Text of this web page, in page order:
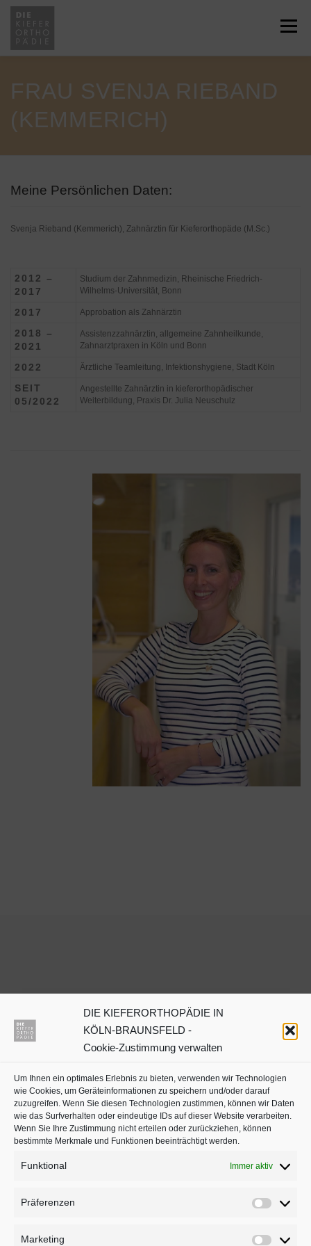
DIE KIEFERORTHOPÄDIE IN
KÖLN-BRAUNSFELD -
Cookie-Zustimmung verwalten
Um Ihnen ein optimales Erlebnis zu bieten, verwenden wir Technologien
wie Cookies, um Geräteinformationen zu speichern und/oder darauf
zuzugreifen. Wenn Sie diesen Technologien zustimmen, können wir Daten
wie das Surfverhalten oder eindeutige IDs auf dieser Website verarbeiten.
Wenn Sie Ihre Zustimmung nicht erteilen oder zurückziehen, können
bestimmte Merkmale und Funktionen beeinträchtigt werden.
Funktional Immer aktiv
Präferenzen
Marketing
Zum
Inhalt
springen
Menü
HOME ÜBER UNS JOBS
SERVICE
KONTAKT RECHTLICHES
FRAU SVENJA RIEBAND
(KEMMERICH)
Meine Persönlichen Daten:
Svenja Rieband (Kemmerich), Zahnärztin für Kieferorthopäde (M.Sc.)
2012 –
2017
Studium der Zahnmedizin, Rheinische Friedrich-
Wilhelms-Universität, Bonn
2017 Approbation als Zahnärztin
2018 –
2021
Assistenzzahnärztin, allgemeine Zahnheilkunde,
Zahnarztpraxen in Köln und Bonn
2022 Ärztliche Teamleitung, Infektionshygiene, Stadt Köln
SEIT
05/2022
Angestellte Zahnärztin in kieferorthopädischer
Weiterbildung, Praxis Dr. Julia Neuschulz
Dr. Julia Neuschulz
Kieferorthopäden oder
Zahnärzte mit Schwerpunkt
in Köln aufjameda